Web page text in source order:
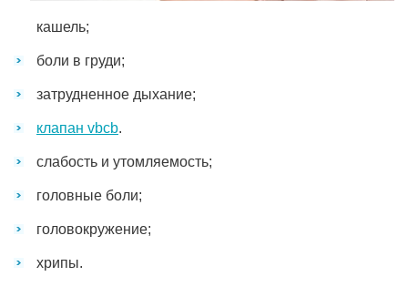
кашель;
боли в груди;
затрудненное дыхание;
клапан vbcb.
слабость и утомляемость;
головные боли;
головокружение;
хрипы.